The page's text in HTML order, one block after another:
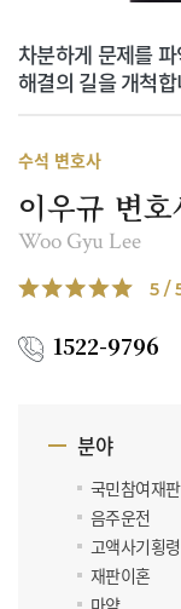
차분하게 문제를
해결의 길을 개척
수석 변호사
이우규 변호
Woo Gyu Lee
5 /
1522-9796
분야
국민참여재판
음주운전
고액사기횡령
재판이혼
마약